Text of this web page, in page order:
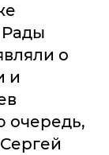
о
и
очередь,